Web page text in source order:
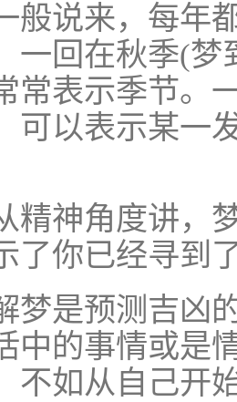
般说来，每年
一回在秋季(
常表示季节。
可以表示某一
精神角度讲，
了你已经寻到
梦是预测吉凶
中的事情或是
不如从自己开